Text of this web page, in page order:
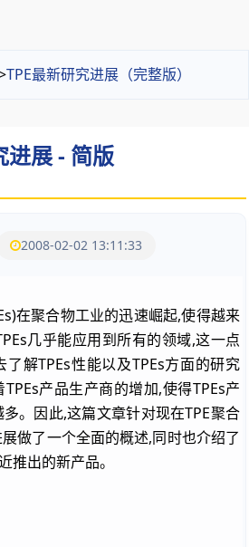
TPE最新研究进展（完整版）
进展 - 简版
2008-02-02 13:11:33
在聚合物工业的迅速崛起,使得越来
几乎能应用到所有的领域,这一点
解TPEs性能以及TPEs方面的研究
产品生产商的增加,使得TPEs产
。因此,这篇文章针对现在TPE聚合
做了一个全面的概述,同时也介绍了
推出的新产品。